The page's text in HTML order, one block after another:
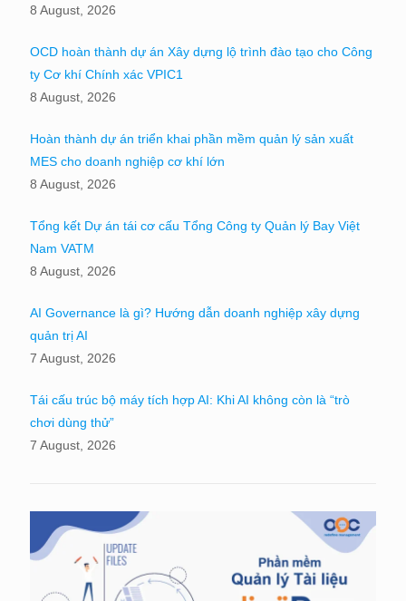
8 August, 2026
OCD hoàn thành dự án Xây dựng lộ trình đào tạo cho Công
ty Cơ khí Chính xác VPIC1
8 August, 2026
Hoàn thành dự án triển khai phần mềm quản lý sản xuất
MES cho doanh nghiệp cơ khí lớn
8 August, 2026
Tổng kết Dự án tái cơ cấu Tổng Công ty Quản lý Bay Việt
Nam VATM
8 August, 2026
AI Governance là gì? Hướng dẫn doanh nghiệp xây dựng
quản trị AI
7 August, 2026
Tái cấu trúc bộ máy tích hợp AI: Khi AI không còn là “trò
chơi dùng thử”
7 August, 2026